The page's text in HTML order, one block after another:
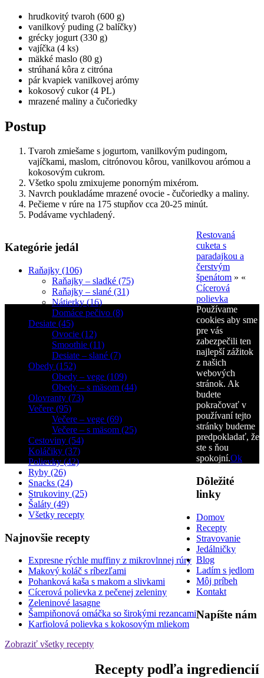
hrudkovitý tvaroh (600 g)
vanilkový puding (2 balíčky)
grécky jogurt (330 g)
vajíčka (4 ks)
mäkké maslo (80 g)
strúhaná kôra z citróna
pár kvapiek vanilkovej arómy
kokosový cukor (4 PL)
mrazené maliny a čučoriedky
Postup
Tvaroh zmiešame s jogurtom, vanilkovým pudingom,
vajíčkami, maslom, citrónovou kôrou, vanilkovou arómou a
kokosovým cukrom.
Všetko spolu zmixujeme ponorným mixérom.
Navrch poukladáme mrazené ovocie - čučoriedky a maliny.
Pečieme v rúre na 175 stupňov cca 20-25 minút.
Podávame vychladený.
Kategórie jedál
Raňajky (106)
Raňajky – sladké (75)
Raňajky – slané (31)
Nátierky (16)
Domáce pečivo (8)
Desiate (45)
Ovocie (12)
Smoothie (11)
Desiate – slané (7)
Obedy (152)
Obedy – vege (109)
Obedy – s mäsom (44)
Olovranty (73)
Večere (95)
Večere – vege (69)
Večere – s mäsom (25)
Cestoviny (54)
Koláčiky (37)
Polievky (42)
Ryby (26)
Snacks (24)
Strukoviny (25)
Šaláty (49)
Všetky recepty
Najnovšie recepty
Expresne rýchle muffiny z mikrovlnnej rúry
Makový koláč s ríbezľami
Pohanková kaša s makom a slivkami
Cícerová polievka z pečenej zeleniny
Zeleninové lasagne
Šampiňonová omáčka so širokými rezancami
Karfiolová polievka s kokosovým mliekom
Zobraziť všetky recepty
Recepty podľa ingrediencií
Restovaná
cuketa s
paradajkou a
čerstvým
špenátom » «
Cícerová
polievka
Používame
cookies aby sme
pre vás
zabezpečili ten
najlepší zážitok
z našich
webových
stránok. Ak
budete
pokračovať v
používaní tejto
stránky budeme
predpokladať, že
ste s ňou
spokojní.Ok
Dôležité
linky
Domov
Recepty
Stravovanie
Jedálničky
Blog
Ladím s jedlom
Môj príbeh
Kontakt
Napíšte nám